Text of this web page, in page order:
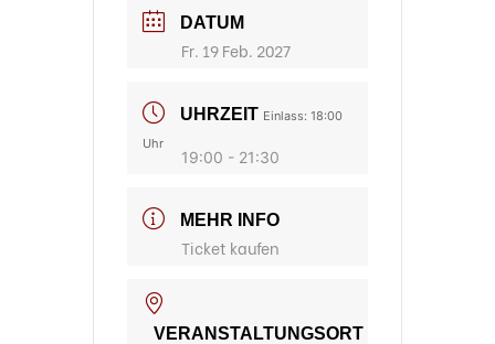
DATUM
Fr. 19 Feb. 2027
UHRZEIT Einlass: 18:00
Uhr
19:00 - 21:30
MEHR INFO
Ticket kaufen
VERANSTALTUNGSORT